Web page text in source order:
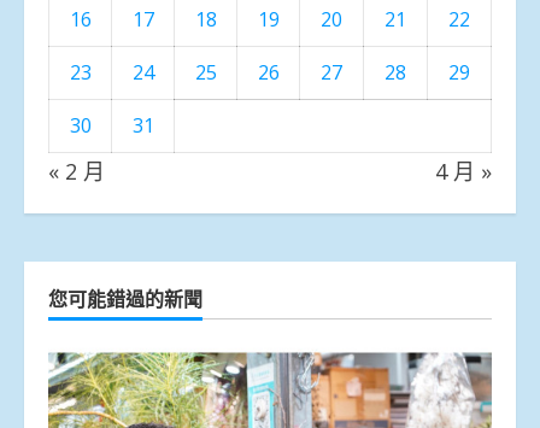
16
17 18 19 20 21
22
23
24 25 26 27 28
29
30
31
« 2 月 4 月 »
您可能錯過的新聞